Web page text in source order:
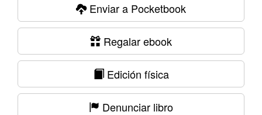
Enviar a Pocketbook
Regalar ebook
Edición física
Denunciar libro